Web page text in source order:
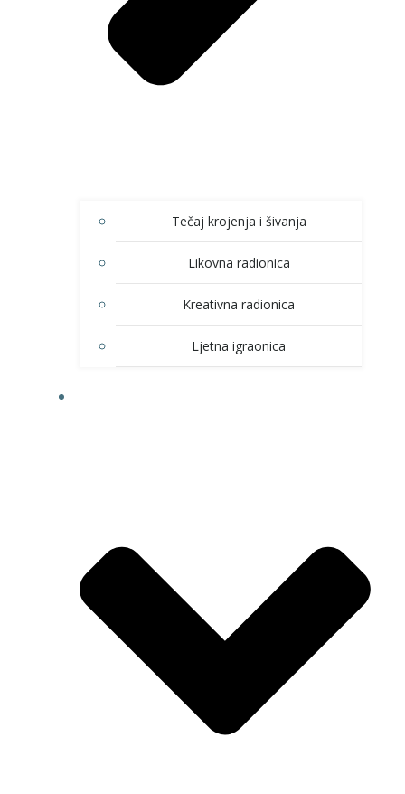
Tečaj krojenja i šivanja
Likovna radionica
Kreativna radionica
Ljetna igraonica